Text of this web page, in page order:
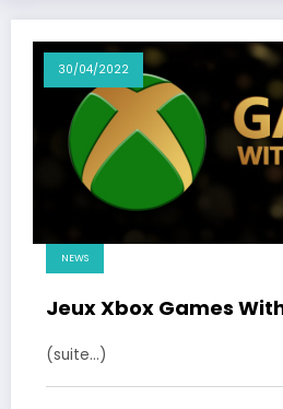
30/04/2022
NEWS
Jeux Xbox Games
(suite…)